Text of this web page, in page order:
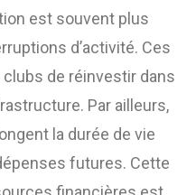
est souvent plus
d’activité. Ces
de réinvestir dans
Par ailleurs,
la durée de vie
futures. Cette